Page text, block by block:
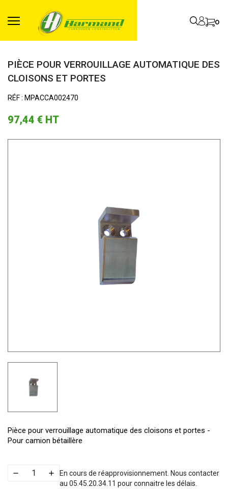
0
PIÈCE POUR VERROUILLAGE AUTOMATIQUE DES
CLOISONS ET PORTES
RÉF : MPACCA002470
97,44 € HT
Pièce pour verrouillage automatique des cloisons et portes -
Pour camion bétaillère
En cours de réapprovisionnement. Nous contacter
au 05.45.20.34.11 pour connaitre les délais.